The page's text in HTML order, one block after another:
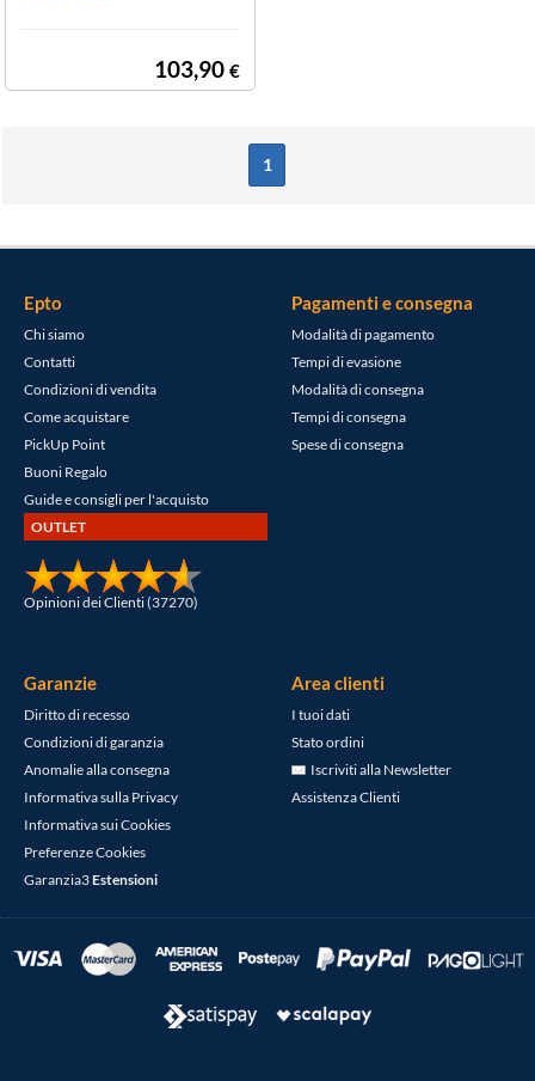
103,90 €
1
Epto
Chi siamo
Contatti
Condizioni di vendita
Come acquistare
PickUp Point
Buoni Regalo
Guide e consigli per l'acquisto
OUTLET
Opinioni dei Clienti (37270)
Pagamenti e consegna
Modalità di pagamento
Tempi di evasione
Modalità di consegna
Tempi di consegna
Spese di consegna
Garanzie
Diritto di recesso
Condizioni di garanzia
Anomalie alla consegna
Informativa sulla Privacy
Informativa sui Cookies
Preferenze Cookies
Garanzia3Estensioni
Area clienti
I tuoi dati
Stato ordini
Iscriviti alla Newsletter
Assistenza Clienti